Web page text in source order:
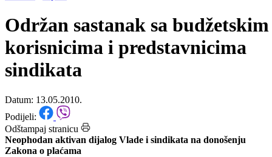
Početna /Vijesti
Održan sastanak sa budžetskim
korisnicima i predstavnicima
sindikata
Datum: 13.05.2010.
Podijeli: